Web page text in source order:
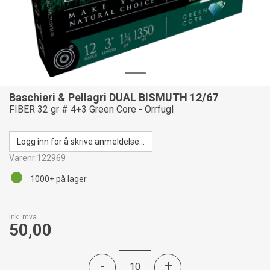
Baschieri & Pellagri DUAL BISMUTH 12/67
FIBER 32 gr # 4+3 Green Core - Orrfugl
Logg inn for å skrive anmeldelse...
Varenr:122969
Ink. mva
50,00
- +
1000+på lager